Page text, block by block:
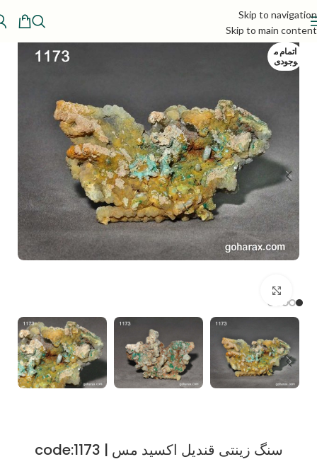
Skip to navigation
Skip to main content
اتمام م
وجودی
سنگ زینتی قندیل اکسید مس | code:1173